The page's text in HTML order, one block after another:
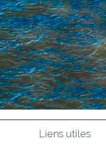
Liens utiles